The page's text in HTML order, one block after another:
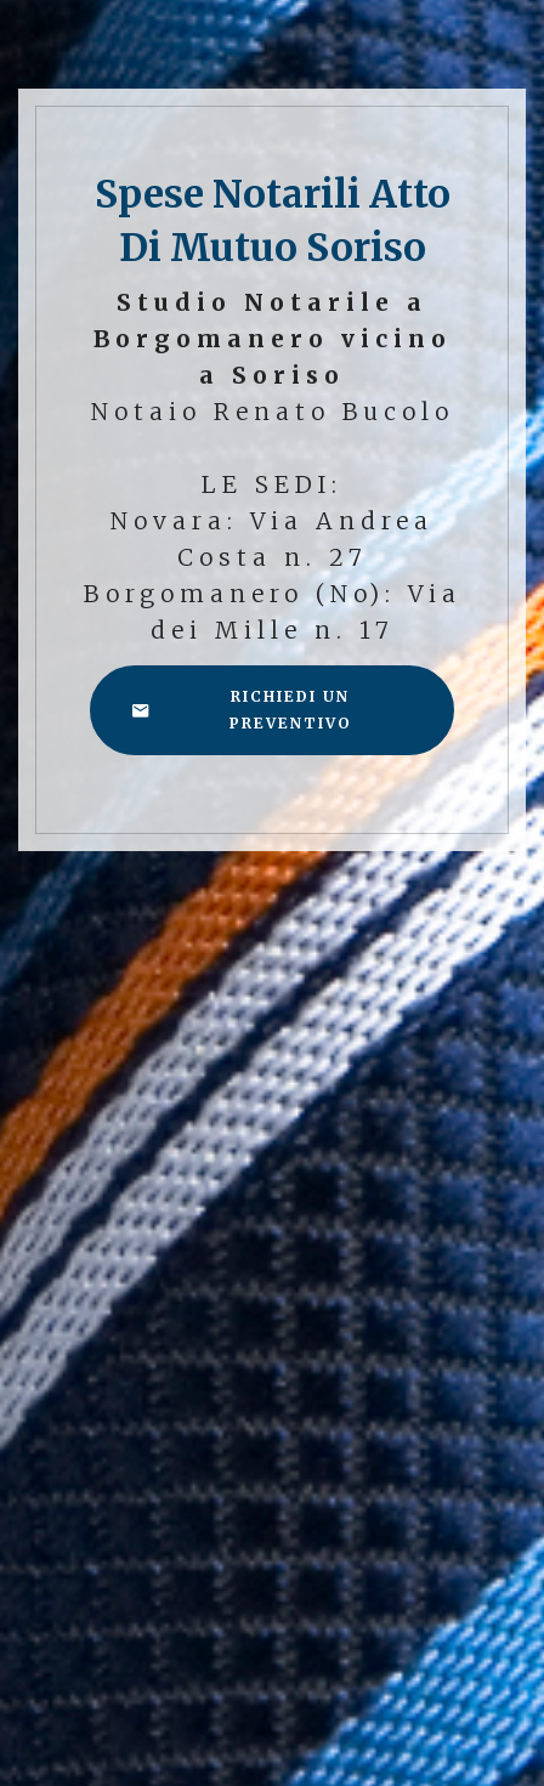
Spese Notarili Atto
Di Mutuo Soriso
Studio Notarile a
Borgomanero vicino
a Soriso
Notaio Renato Bucolo
LE SEDI:
Novara: Via Andrea
Costa n. 27
Borgomanero (No): Via
dei Mille n. 17
RICHIEDI UN
PREVENTIVO